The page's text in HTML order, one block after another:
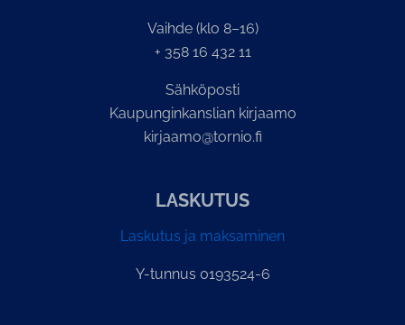
Vaihde (klo 8–16)
+ 358 16 432 11
Sähköposti
Kaupunginkanslian kirjaamo
kirjaamo@tornio.fi
LASKUTUS
Laskutus ja maksaminen
Y-tunnus 0193524-6